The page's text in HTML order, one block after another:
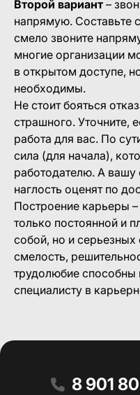
Второй вариант –
напрямую. Составьте
смело звоните
многие организации
в открытом доступе,
необходимы.
Не стоит бояться
страшного. Уточните,
работа для вас. По
сила (для начала),
работодателю. А
наглость оценят по
Построение карьеры
только постоянной и
собой, но и
смелость,
трудолюбие
специалисту в
8 901